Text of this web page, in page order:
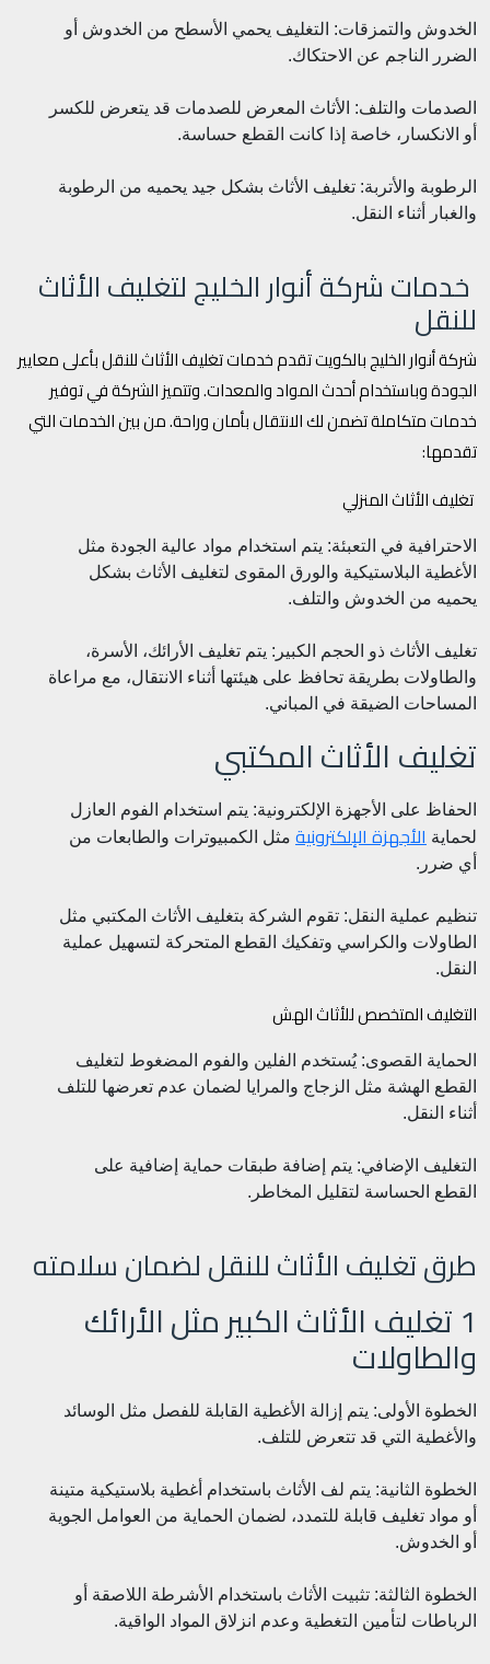
الخدوش والتمزقات: التغليف يحمي الأسطح من الخدوش أو
الضرر الناجم عن الاحتكاك.
الصدمات والتلف: الأثاث المعرض للصدمات قد يتعرض للكسر
أو الانكسار، خاصة إذا كانت القطع حساسة.
الرطوبة والأتربة: تغليف الأثاث بشكل جيد يحميه من الرطوبة
والغبار أثناء النقل.
خدمات شركة أنوار الخليج لتغليف الأثاث
للنقل
شركة أنوار الخليج بالكويت تقدم خدمات تغليف الأثاث للنقل بأعلى معايير
الجودة وباستخدام أحدث المواد والمعدات. وتتميز الشركة في توفير
خدمات متكاملة تضمن لك الانتقال بأمان وراحة. من بين الخدمات التي
تقدمها:
تغليف الأثاث المنزلي
الاحترافية في التعبئة: يتم استخدام مواد عالية الجودة مثل
الأغطية البلاستيكية والورق المقوى لتغليف الأثاث بشكل
يحميه من الخدوش والتلف.
تغليف الأثاث ذو الحجم الكبير: يتم تغليف الأرائك، الأسرة،
والطاولات بطريقة تحافظ على هيئتها أثناء الانتقال، مع مراعاة
المساحات الضيقة في المباني.
تغليف الأثاث المكتبي
الحفاظ على الأجهزة الإلكترونية: يتم استخدام الفوم العازل
لحماية الأجهزة الإلكترونية مثل الكمبيوترات والطابعات من
أي ضرر.
تنظيم عملية النقل: تقوم الشركة بتغليف الأثاث المكتبي مثل
الطاولات والكراسي وتفكيك القطع المتحركة لتسهيل عملية
النقل.
التغليف المتخصص للأثاث الهش
الحماية القصوى: يُستخدم الفلين والفوم المضغوط لتغليف
القطع الهشة مثل الزجاج والمرايا لضمان عدم تعرضها للتلف
أثناء النقل.
التغليف الإضافي: يتم إضافة طبقات حماية إضافية على
القطع الحساسة لتقليل المخاطر.
طرق تغليف الأثاث للنقل لضمان سلامته
1 تغليف الأثاث الكبير مثل الأرائك
والطاولات
الخطوة الأولى: يتم إزالة الأغطية القابلة للفصل مثل الوسائد
والأغطية التي قد تتعرض للتلف.
الخطوة الثانية: يتم لف الأثاث باستخدام أغطية بلاستيكية متينة
أو مواد تغليف قابلة للتمدد، لضمان الحماية من العوامل الجوية
أو الخدوش.
الخطوة الثالثة: تثبيت الأثاث باستخدام الأشرطة اللاصقة أو
الرباطات لتأمين التغطية وعدم انزلاق المواد الواقية.